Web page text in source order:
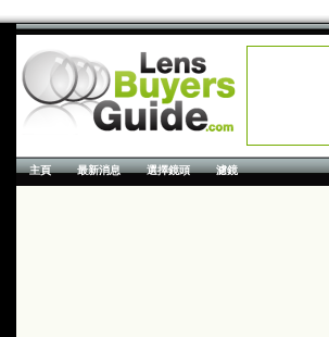
主頁 最新消息 選擇鏡頭 濾鏡